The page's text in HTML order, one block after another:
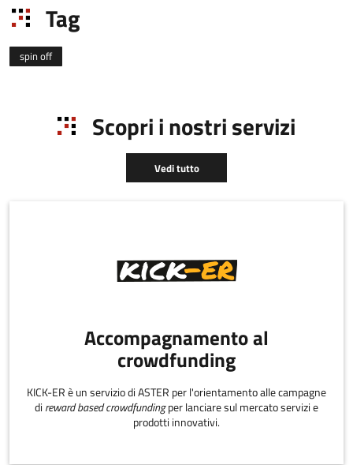
percorsi di
accompagnamento
attraverso un network di
Tag
spin off
Scopri i nostri servizi
Vedi tutto
Accompagnamento al
crowdfunding
KICK-ER è un servizio di ASTER per l'orientamento alle campagne
di reward based crowdfundingper lanciare sul mercato servizi e
prodotti innovativi.